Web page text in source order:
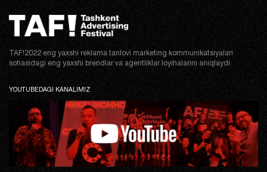
TAF!2022 eng yaxshi reklama tanlovi marketing kommunikatsiyalari
sohasidagi eng yaxshi brendlar va agentliklar loyihalarini aniqlaydi.
YOUTUBEDAGI KANALIMIZ